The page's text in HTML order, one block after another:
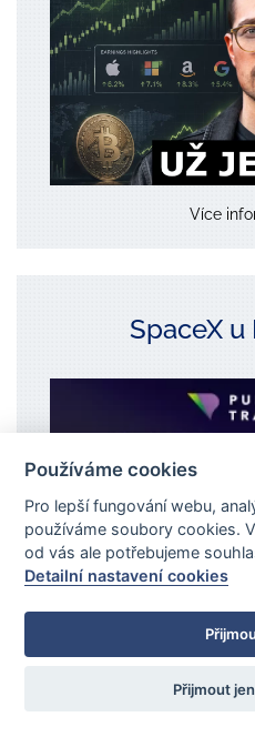
Více
SpaceX u
Používáme cookies
Pro lepší fungování webu,
používáme soubory cookies.
od vás ale potřebujeme
Detailní nastavení cookies
Přijmout